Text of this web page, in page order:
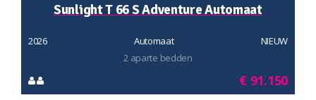
Sunlight T 66 S Adventure Automaat
2026 Automaat
NIEUW
2 aparte bedden
€ 91.150